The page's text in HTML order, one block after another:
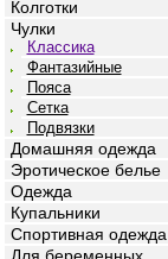
Колготки
Чулки
Классика
Фантазийные
Пояса
Сетка
Подвязки
Домашняя одежда
Эротическое белье
Одежда
Купальники
Спортивная одежда